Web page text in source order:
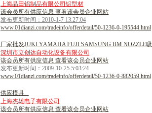
上海晶田铝制品有限公司铝型材
该会员所有供应信息 查看该会员企业网站
发布更新时间：2010-1-7 13:27:04
www.01dianzi.com/tradeinfo/offerdetail/50-1236-0-195544.html
厂家批发JUKI YAMAHA FUJI SAMSUNG BM NOZZLE吸
深圳市立创达自动化设备有限公司
该会员所有供应信息 查看该会员企业网站
发布更新时间：2009-10-25 5:03:24
www.01dianzi.com/tradeinfo/offerdetail/50-1236-0-882059.html
供应模具
上海杰雄电子有限公司
该会员所有供应信息 查看该会员企业网站